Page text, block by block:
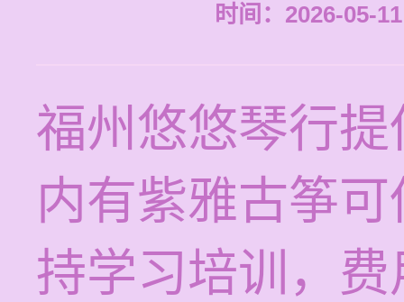
时间：2026-05-
福州悠悠琴行
内有紫雅古筝
持学习培训，